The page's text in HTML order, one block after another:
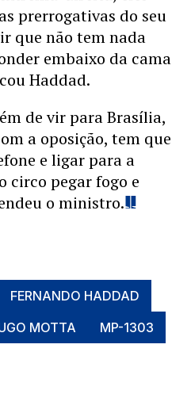
prerrogativas do seu
que não tem nada
embaixo da cama
Haddad.
de vir para Brasília,
a oposição, tem que
e ligar para a
circo pegar fogo e
o ministro.
FERNANDO HADDAD
MOTTA
MP-1303